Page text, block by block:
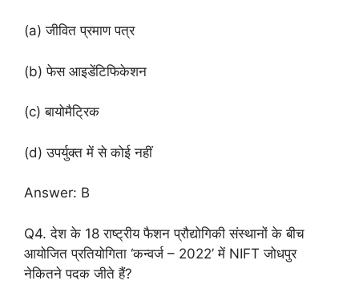
(a) जीवित प्रमाण पत्र
(b) फेस आइडेंटिफिकेशन
(c) बायोमैट्रिक
(d) उपर्युक्त में से कोई नहीं
Answer: B
Q4. देश के 18 राष्ट्रीय फैशन प्रौद्योगिकी संस्थानों के बीच
आयोजित प्रतियोगिता ‘कन्वर्ज – 2022’ में NIFT जोधपुर
नेकितने पदक जीते हैं?